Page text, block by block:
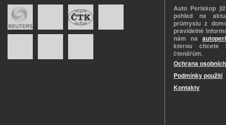
Auto Periskop
pohled na
průmyslu z
pravidelně
nám na
kterou chcete
čtenářům.
Ochrana
Podmínky použití
Kontakty